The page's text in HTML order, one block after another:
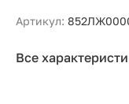
Артикул:
Все